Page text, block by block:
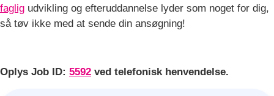
faglig udvikling og efteruddannelse lyder som noget for dig,
så tøv ikke med at sende din ansøgning!
Oplys Job ID: 5592 ved telefonisk henvendelse.